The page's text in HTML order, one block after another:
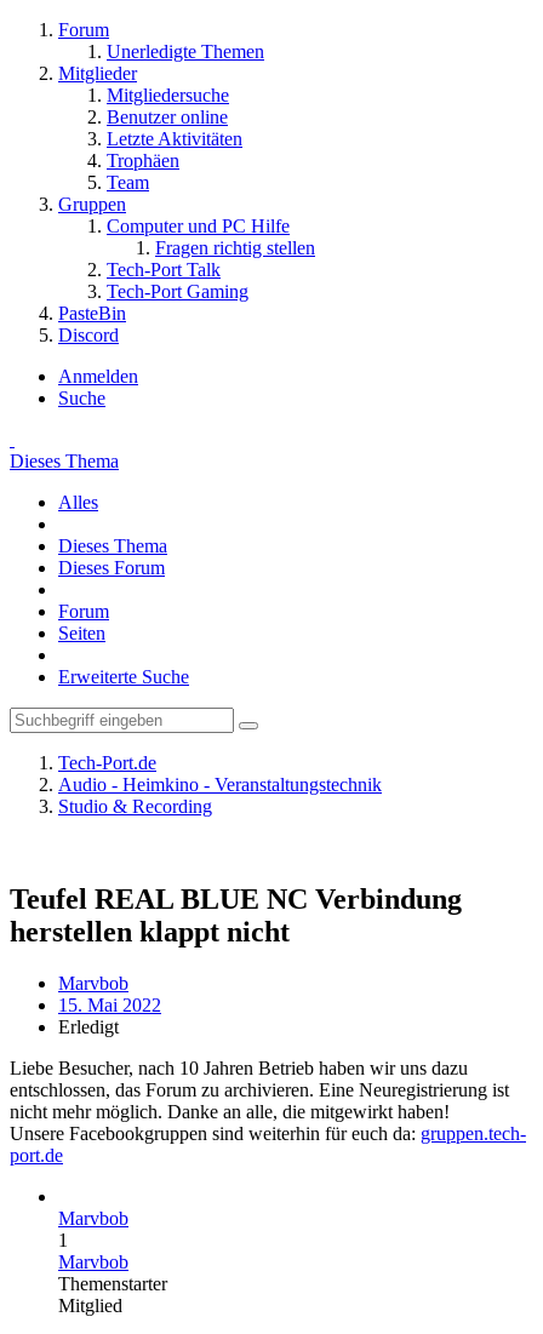
Forum
Unerledigte Themen
Mitglieder
Mitgliedersuche
Benutzer online
Letzte Aktivitäten
Trophäen
Team
Gruppen
Computer und PC Hilfe
Fragen richtig stellen
Tech-Port Talk
Tech-Port Gaming
PasteBin
Discord
Anmelden
Suche
Dieses Thema
Alles
Dieses Thema
Dieses Forum
Forum
Seiten
Erweiterte Suche
Tech-Port.de
Audio - Heimkino - Veranstaltungstechnik
Studio & Recording
Teufel REAL BLUE NC Verbindung
herstellen klappt nicht
Marvbob
15. Mai 2022
Erledigt
Liebe Besucher, nach 10 Jahren Betrieb haben wir uns dazu
entschlossen, das Forum zu archivieren. Eine Neuregistrierung ist
nicht mehr möglich. Danke an alle, die mitgewirkt haben!
Unsere Facebookgruppen sind weiterhin für euch da: gruppen.tech-
port.de
Marvbob
1
Marvbob
Themenstarter
Mitglied